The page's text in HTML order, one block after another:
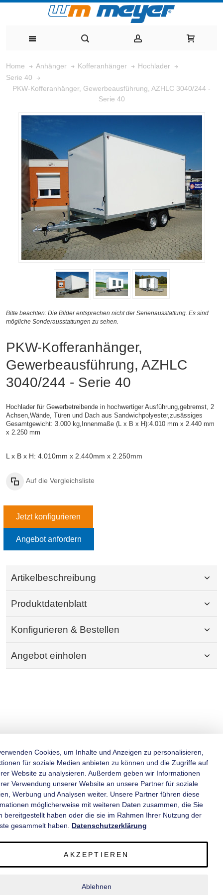
Home Anhänger Kofferanhänger
Hochlader
Serie 40
PKW-Kofferanhänger, Gewerbeausführung, AZHLC 3040/244 -
Serie 40
Bitte beachten: Die Bilder entsprechen nicht der Serienausstattung. Es sind
mögliche Sonderausstattungen zu sehen.
PKW-Kofferanhänger,
Gewerbeausführung, AZHLC
3040/244 - Serie 40
Hochlader für Gewerbetreibende in hochwertiger Ausführung,gebremst, 2
Achsen,Wände, Türen und Dach aus Sandwichpolyester,zusässiges
Gesamtgewicht: 3.000 kg, Innenmaße (L x B x H):4.010 mm x 2.440 mm
x 2.250 mm
L x B x H: 4.010mm x 2.440mm x 2.250mm
Auf die Vergleichsliste
Jetzt konfigurieren
Angebot anfordern
Artikelbeschreibung
Produktdatenblatt
Konfigurieren & Bestellen
Angebot einholen
KATEGORIEN
INFORMATIONEN
Cookies, um Inhalte und Anzeigen zu personalisieren,
für soziale Medien anbieten zu können und die Zugriffe auf
Website zu analysieren. Außerdem geben wir Informationen
Verwendung unserer Website an unsere Partner für soziale
Werbung und Analysen weiter. Unsere Partner führen diese
möglicherweise mit weiteren Daten zusammen, die Sie
bereitgestellt haben oder die sie im Rahmen Ihrer Nutzung der
gesammelt haben. Datenschutzerklärung
AKZEPTIEREN
Ablehnen